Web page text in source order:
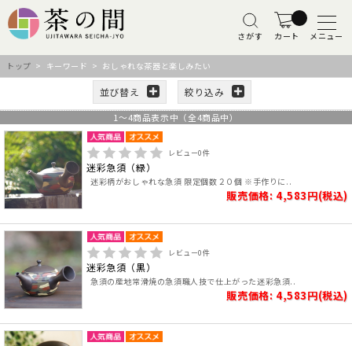
さがす カート メニュー
トップ > キーワード > おしゃれな茶器と楽しみたい
並び替え 絞り込み
1 ～4商品表示中（全4商品中）
レビュー0件
迷彩急須（緑）
迷彩柄がおしゃれな急須 限定個数２０個 ※手作りに..
販売価格: 4,583円(税込)
レビュー0件
迷彩急須（黒）
急須の産地常滑焼の急須職人技で仕上がった迷彩急須..
販売価格: 4,583円(税込)